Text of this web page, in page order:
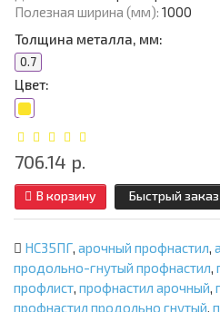
Полезная ширина (мм): 1000
Толщина металла, мм:
0.7
Цвет:
706.14 р.
В корзину Быстрый заказ
НС35ПГ, арочный профнастил,
продольно-гнутый профнастил,
профлист, профнастил арочный,
профнастил продольно гнутый,